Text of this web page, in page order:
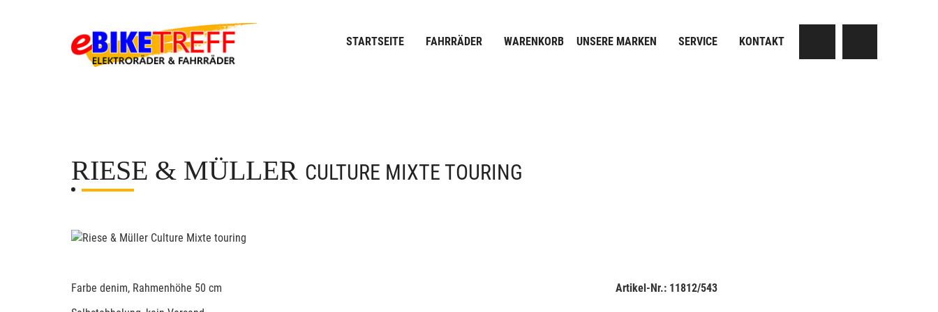
STARTSEITE FAHRRÄDER WARENKORB UNSERE MARKEN SERVICE KONTAKT
RIESE & MÜLLER CULTURE MIXTE TOURING
Farbe denim, Rahmenhöhe 50 cm
Artikel-Nr.: 11812/543